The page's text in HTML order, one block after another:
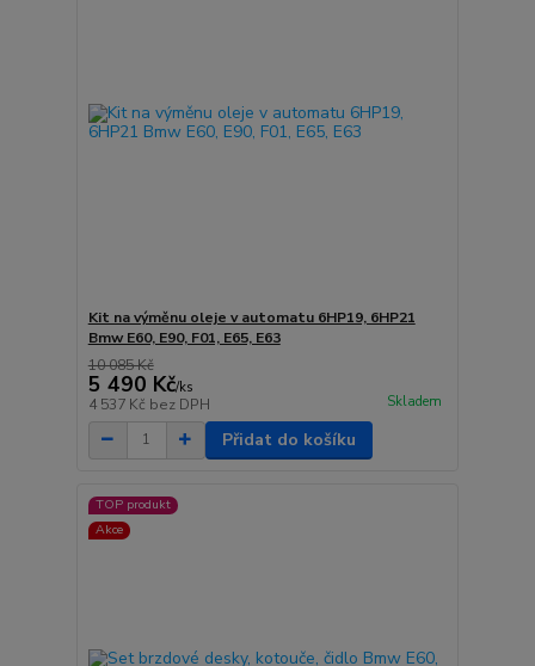
Kit na výměnu oleje v automatu 6HP19, 6HP21
Bmw E60, E90, F01, E65, E63
10 085 Kč
5 490 Kč/ks
4 537 Kč bez DPH Skladem
Přidat do košíku
TOP produkt
Akce